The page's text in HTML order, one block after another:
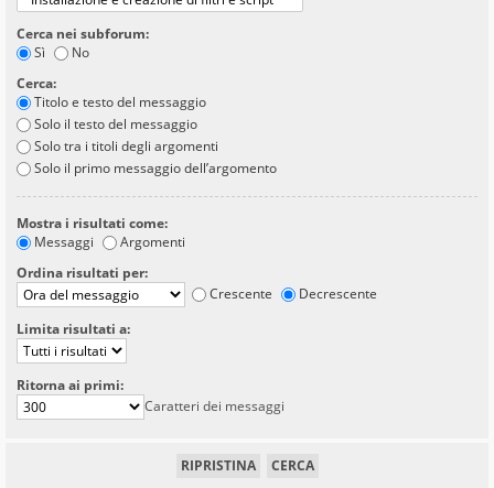
Cerca nei subforum:
Sì
No
Cerca:
Titolo e testo del messaggio
Solo il testo del messaggio
Solo tra i titoli degli argomenti
Solo il primo messaggio dell’argomento
Mostra i risultati come:
Messaggi
Argomenti
Ordina risultati per:
Crescente
Decrescente
Limita risultati a:
Ritorna ai primi:
Caratteri dei messaggi